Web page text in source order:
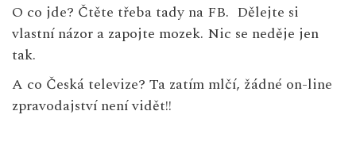
O co jde? Čtěte třeba tady na FB. Dělejte si
vlastní názor a zapojte mozek. Nic se neděje jen
tak.
A co Česká televize? Ta zatím mlčí, žádné on-line
zpravodajství není vidět!!